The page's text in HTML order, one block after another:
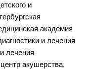
и
академия
и лечения
лечения
акушерства,